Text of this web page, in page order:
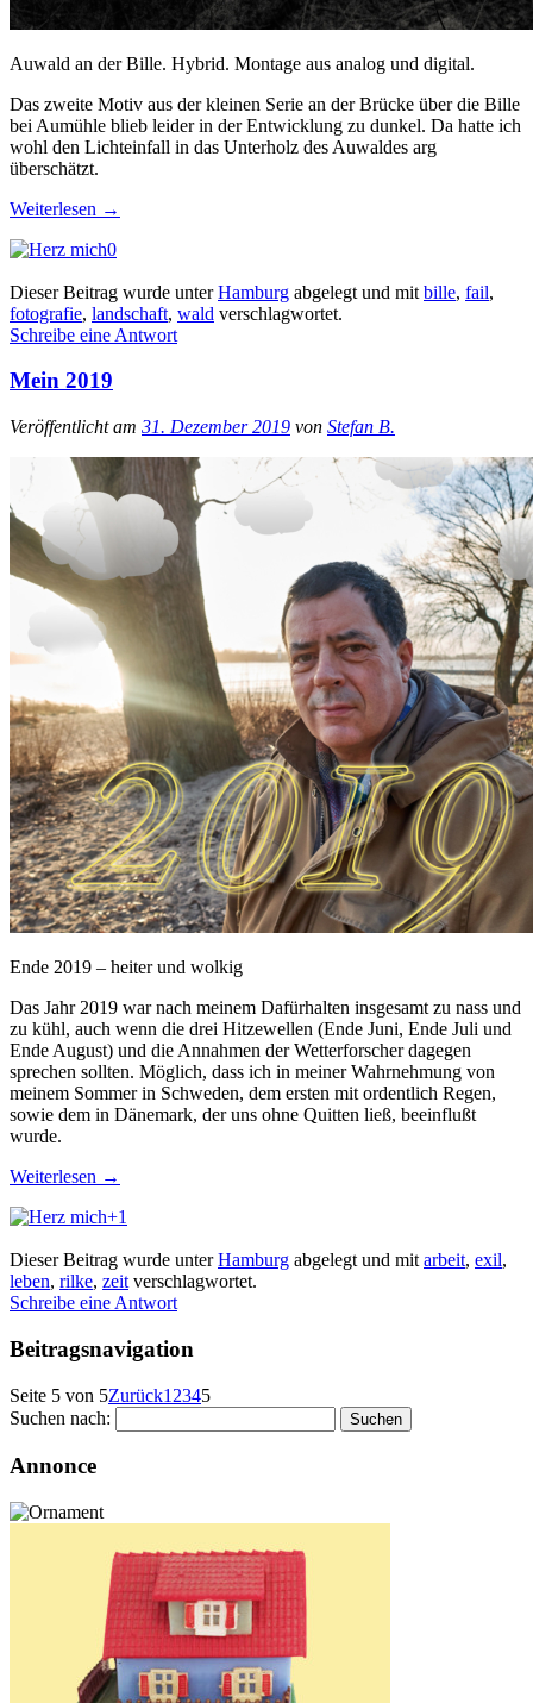
Auwald an der Bille. Hybrid. Montage aus analog und digital.
Das zweite Motiv aus der kleinen Serie an der Brücke über die Bille
bei Aumühle blieb leider in der Entwicklung zu dunkel. Da hatte ich
wohl den Lichteinfall in das Unterholz des Auwaldes arg
überschätzt.
Weiterlesen →
0
Dieser Beitrag wurde unterHamburg abgelegt und mit bille, fail,
fotografie, landschaft, wald verschlagwortet.
Schreibe eine Antwort
Mein 2019
Veröffentlicht am 31. Dezember 2019 von Stefan B.
Ende 2019 – heiter und wolkig
Das Jahr 2019 war nach meinem Dafürhalten insgesamt zu nass und
zu kühl, auch wenn die drei Hitzewellen (Ende Juni, Ende Juli und
Ende August) und die Annahmen der Wetterforscher dagegen
sprechen sollten. Möglich, dass ich in meiner Wahrnehmung von
meinem Sommer in Schweden, dem ersten mit ordentlich Regen,
sowie dem in Dänemark, der uns ohne Quitten ließ, beeinflußt
wurde.
Weiterlesen →
+1
Dieser Beitrag wurde unterHamburg abgelegt und mit arbeit, exil,
leben, rilke, zeit verschlagwortet.
Schreibe eine Antwort
Beitragsnavigation
Seite 5 von 5Zurück1 2345
Suchen nach:
Annonce